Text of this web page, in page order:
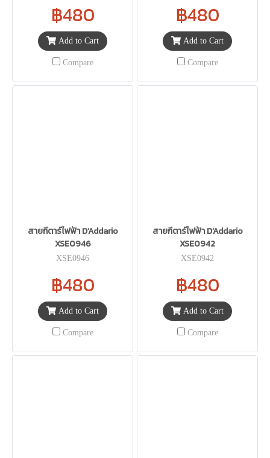
฿480
Add to Cart
Compare
฿480
Add to Cart
Compare
สายกีตาร์ไฟฟ้า D’Addario
XSE0946
XSE0946
฿480
Add to Cart
Compare
สายกีตาร์ไฟฟ้า D’Addario
XSE0942
XSE0942
฿480
Add to Cart
Compare